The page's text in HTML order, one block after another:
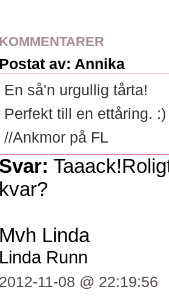
KOMMENTARER
Postat av: Annika
En så'n urgullig tårta!
Perfekt till en ettåring. :)
//Ankmor på FL
Svar:
kvar?
Mvh Linda
Linda Runn
2012-11-08 @ 22:19:56